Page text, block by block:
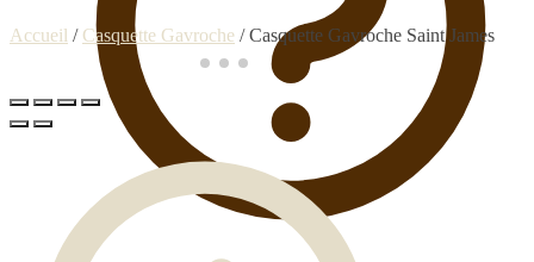
Accueil / Casquette Gavroche /Casquette Gavroche Saint James